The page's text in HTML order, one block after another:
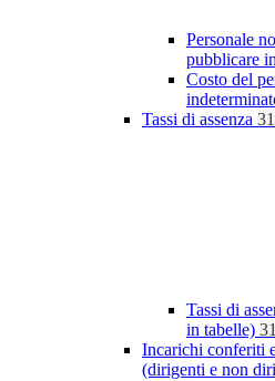
Personale
pubblicare
Costo del
Tassi di assenza 31
Tassi di
in tabelle) 31
Incarichi conferiti
(dirigenti e non